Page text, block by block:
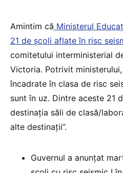
Amintim că Ministerul
21 de școli aflate în risc
comitetului interministerial
Victoria. Potrivit
încadrate în clasa de risc
sunt în uz. Dintre aceste 21
destinația săli de clasă/
alte destinații”.
Guvernul a anunțat